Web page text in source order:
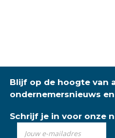
Blijf op de hoogte van
ondernemersnieuws
Schrijf je in voor onze